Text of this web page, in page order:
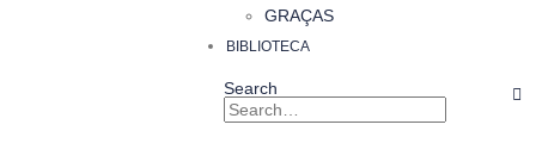
GRAÇAS
BIBLIOTECA
Search